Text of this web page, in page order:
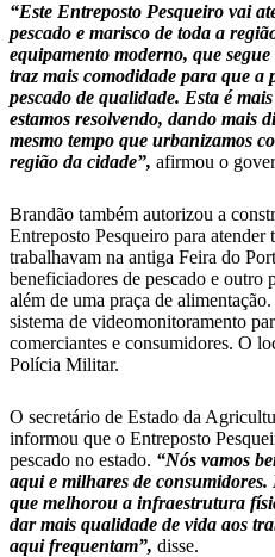
“Este Entreposto Pesqueiro vai
pescado e marisco de toda a
equipamento moderno, que
traz mais comodidade para que a
pescado de qualidade. Esta é
estamos resolvendo, dando mais
mesmo tempo que urbanizamos
região da cidade”, afirmou o
Brandão também autorizou a
Entreposto Pesqueiro para atender
trabalhavam na antiga Feira do
beneficiadores de pescado e outro
além de uma praça de
sistema de videomonitoramento
comerciantes e consumidores. O
Polícia Militar.
O secretário de Estado da
informou que o Entreposto
pescado no estado. “Nós vamos
aqui e milhares de
que melhorou a infraestrutura
dar mais qualidade de vida aos
aqui frequentam”, disse.